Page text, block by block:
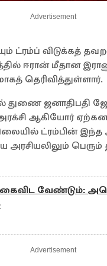
Advertisement
ட்ரம்ப் விடுக்கத்
ஈரான் மீதான
தெரிவித்துள்ளார்.
துணை ஜனாதிபதி
ஆகியோர்
ட்ரம்பின் இந்த
வேண்​டும்:
Advertisement